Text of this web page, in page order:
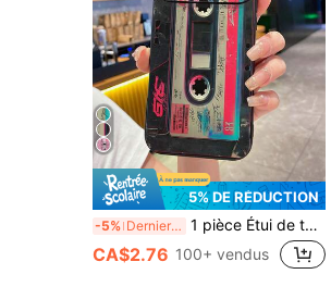
5% DE RÉDUCTION
-5% Derniers 3 jours 1 pièce Étui de téléphone rétro résistant aux chocs en forme de caméra à cassette compatible avec Apple/Galaxy
CA$2.76 100+ vendus